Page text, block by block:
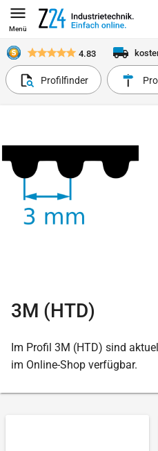
Menü
4.83
Profilfinder
3M (HTD)
Im Profil 3M (HTD) sind
im Online-Shop verfügbar.